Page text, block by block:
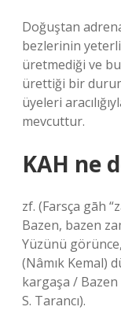
Doğuştan
bezlerinin
üretmediği ve
ürettiği bir
üyeleri
mevcuttur.
KAH ne
zf. (Farsça gāh
Bazen, bazen
Yüzünü
(Nâmık Kemal)
kargaşa /
S. Tarancı).